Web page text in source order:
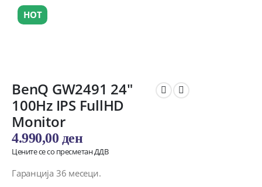
HOT
BenQ GW2491 24″
100Hz IPS FullHD
Monitor
4.990,00 ден
Цените се со пресметан ДДВ
Гаранција 36 месеци.